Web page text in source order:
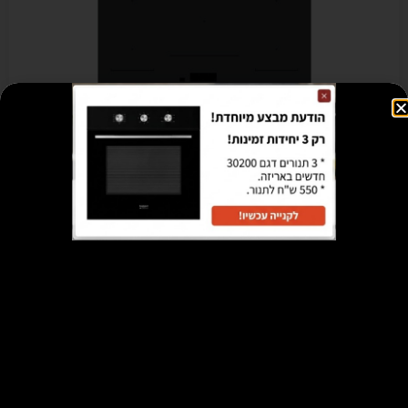
כיריים אינדוקציה 90 ס"מ Multi zone
9,068
₪4,895
הוספה לסל